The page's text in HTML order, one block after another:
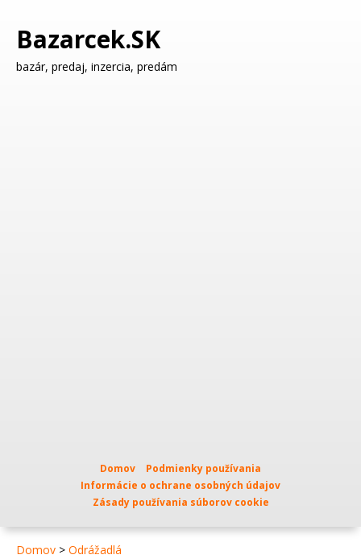
Bazarcek.SK
bazár, predaj, inzercia, predám
Domov
Podmienky používania
Informácie o ochrane osobných údajov
Zásady používania súborov cookie
Domov > Odrážadlá